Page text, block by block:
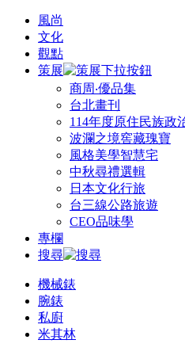
風尚
文化
觀點
策展
商周‧優品集
台北畫刊
114年度原住民族政
波瀾之境窖藏瑰寶
風格美學智慧宅
中秋尋禮選輯
日本文化行旅
台三線公路旅遊
CEO品味學
專欄
搜尋
機械錶
腕錶
私廚
米其林